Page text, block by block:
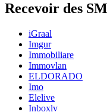
Recevoir des
iGraal
Imgur
Immobiliare
Immovlan
ELDORADO
Imo
Elelive
Inboxlv